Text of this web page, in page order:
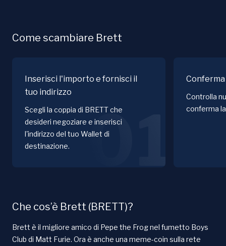
Come scambiare Brett
Inserisci l'importo e fornisci il
tuo indirizzo
Scegli la coppia di BRETT che
desideri negoziare e inserisci
l'indirizzo del tuo Wallet di
destinazione.
01
Controlla
conferma
Che cos’è Brett (BRETT)?
Brett è il migliore amico di Pepe the Frog nel fumetto Boys
Club di Matt Furie. Ora è anche una meme-coin sulla rete